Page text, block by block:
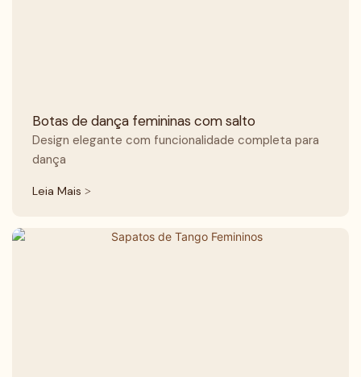
Botas de dança femininas com salto
Design elegante com funcionalidade completa para
dança
Leia Mais >